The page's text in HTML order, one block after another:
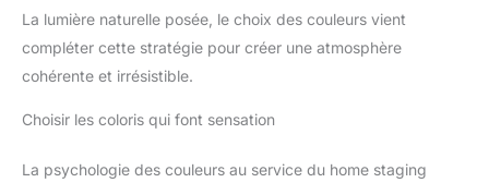
La lumière naturelle posée, le choix des couleurs vient
compléter cette stratégie pour créer une atmosphère
cohérente et irrésistible.
Choisir les coloris qui font sensation
La psychologie des couleurs au service du home staging